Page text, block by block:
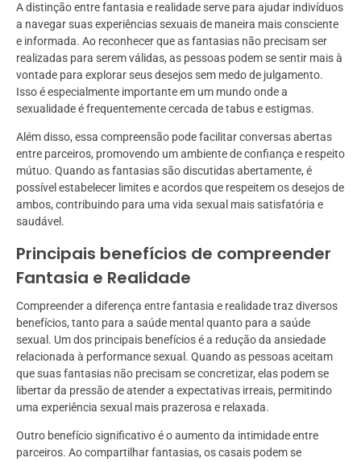
A distinção entre fantasia e realidade serve para ajudar indivíduos
a navegar suas experiências sexuais de maneira mais consciente
e informada. Ao reconhecer que as fantasias não precisam ser
realizadas para serem válidas, as pessoas podem se sentir mais à
vontade para explorar seus desejos sem medo de julgamento.
Isso é especialmente importante em um mundo onde a
sexualidade é frequentemente cercada de tabus e estigmas.
Além disso, essa compreensão pode facilitar conversas abertas
entre parceiros, promovendo um ambiente de confiança e respeito
mútuo. Quando as fantasias são discutidas abertamente, é
possível estabelecer limites e acordos que respeitem os desejos de
ambos, contribuindo para uma vida sexual mais satisfatória e
saudável.
Principais benefícios de compreender
Fantasia e Realidade
Compreender a diferença entre fantasia e realidade traz diversos
benefícios, tanto para a saúde mental quanto para a saúde
sexual. Um dos principais benefícios é a redução da ansiedade
relacionada à performance sexual. Quando as pessoas aceitam
que suas fantasias não precisam se concretizar, elas podem se
libertar da pressão de atender a expectativas irreais, permitindo
uma experiência sexual mais prazerosa e relaxada.
Outro benefício significativo é o aumento da intimidade entre
parceiros. Ao compartilhar fantasias, os casais podem se